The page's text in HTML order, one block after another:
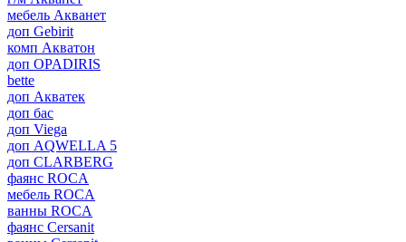
мебель Акванет
доп Gebirit
комп Акватон
доп OPADIRIS
bette
доп Акватек
доп бас
доп Viega
доп AQWELLA 5
доп CLARBERG
фаянс ROCA
мебель ROCA
ванны ROCA
фаянс Cersanit